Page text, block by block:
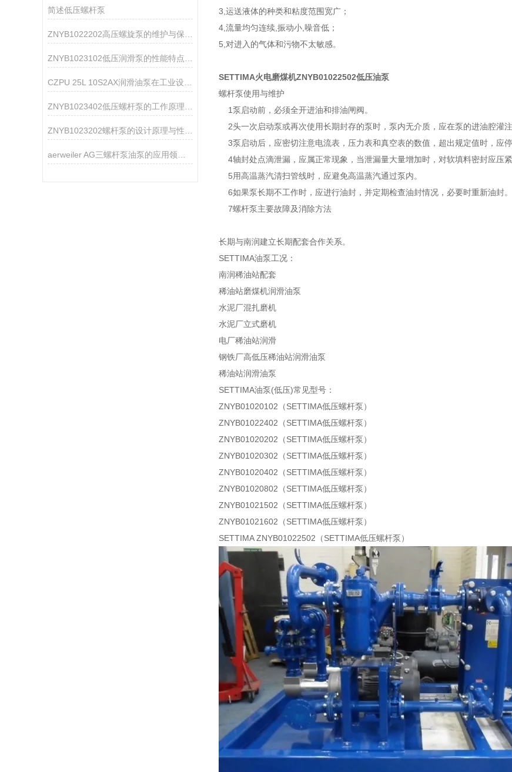
简述低压螺杆泵
3,运送液体的种类和粘度范围宽广；
4,流量均匀连续,振动小,噪音低；
5,对进入的气体和污物不太敏感。
SETTIMA火电磨煤机ZNYB01022502低压油泵
螺杆泵使用与维护
1泵启动前，必须全开进油和排油闸阀。
2头一次启动泵或再次使用长期封存的泵时，泵内无介质，应在泵的进油腔灌
3泵启动后，应密切注意电流表，压力表和真空表的数值，超出规定值时，应停
4轴封处点滴泄漏，应属正常现象，当泄漏量大量增加时，对软填料密封应压
5用高温蒸汽清扫管线时，应避免高温蒸汽通过泵内。
6如果泵长期不工作时，应进行油封，并定期检查油封情况，必要时重新油封。
7螺杆泵主要故障及消除方法
长期与南润建立长期配套合作关系。
SETTIMA油泵工况：
南润稀油站配套
稀油站磨煤机润滑油泵
水泥厂混扎磨机
水泥厂立式磨机
电厂稀油站润滑
钢铁厂高低压稀油站润滑油泵
稀油站润滑油泵
SETTIMA油泵(低压)常见型号：
ZNYB01020102（SETTIMA低压螺杆泵）
ZNYB01022402（SETTIMA低压螺杆泵）
ZNYB01020202（SETTIMA低压螺杆泵）
ZNYB01020302（SETTIMA低压螺杆泵）
ZNYB01020402（SETTIMA低压螺杆泵）
ZNYB01020802（SETTIMA低压螺杆泵）
ZNYB01021502（SETTIMA低压螺杆泵）
ZNYB01021602（SETTIMA低压螺杆泵）
SETTIMA ZNYB01022502（SETTIMA低压螺杆泵）